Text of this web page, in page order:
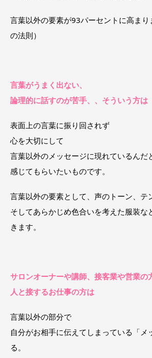
言葉以外の要素が93パーセントに高ま
の法則）
言葉がうまく出ない、
論理的に話すのが苦手、、そういう方は
表面上の言葉に振り回されず
心を大切にして
言葉以外のメッセージに現れているんだ
感じてもらいたいものです。
言葉以外の要素として、声のトーン、テ
そしてあらかじめ色合いを考えた服装な
きます。
サロンオーナーや講師、接客業や営業の
人と接するお仕事の方は
言葉以外の部分で
自分がお相手に伝えてしまっている「メ
る。